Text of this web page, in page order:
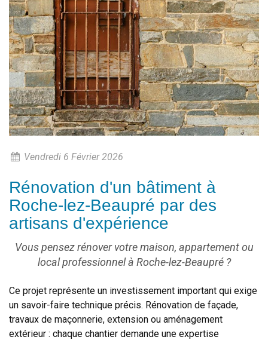
Vendredi 6 Février 2026
Rénovation d'un bâtiment à
Roche-lez-Beaupré par des
artisans d'expérience
Vous pensez rénover votre maison, appartement ou
local professionnel à Roche-lez-Beaupré ?
Ce projet représente un investissement important qui exige
un savoir-faire technique précis. Rénovation de façade,
travaux de maçonnerie, extension ou aménagement
extérieur : chaque chantier demande une expertise